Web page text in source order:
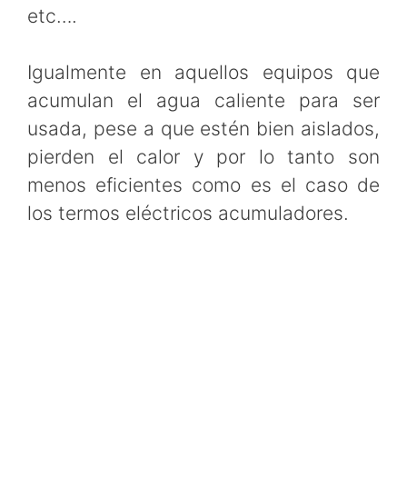
etc….
Igualmente en aquellos equipos que
acumulan el agua caliente para ser
usada, pese a que estén bien aislados,
pierden el calor y por lo tanto son
menos eficientes como es el caso de
los termos eléctricos acumuladores.